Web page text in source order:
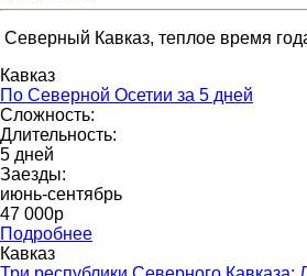
Северный Кавказ, теплое время
Кавказ
По Северной Осетии за 5 дней
Сложность:
Длительность:
5 дней
Заезды:
июнь-сентябрь
47 000р
Подробнее
Кавказ